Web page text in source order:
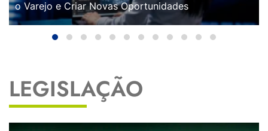
o Varejo e Criar Novas Oportunidades
LEGISLAÇÃO